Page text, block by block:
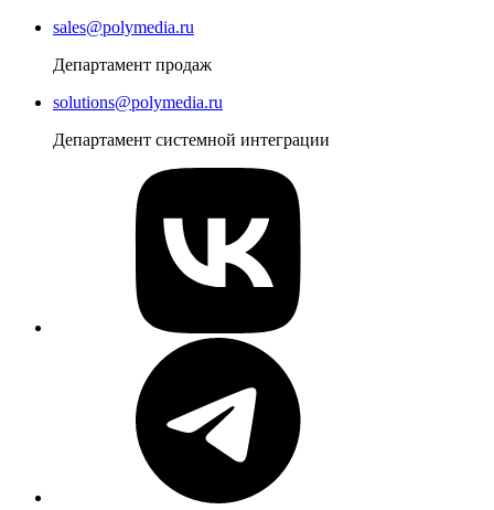
sales@polymedia.ru
Департамент продаж
solutions@polymedia.ru
Департамент системной интеграции